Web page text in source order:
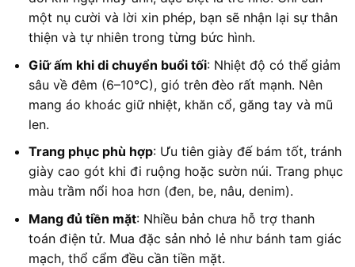
một nụ cười và lời xin phép, bạn sẽ nhận lại sự thân
thiện và tự nhiên trong từng bức hình.
Giữ ấm khi di chuyển buổi tối: Nhiệt độ có thể giảm
sâu về đêm (6–10°C), gió trên đèo rất mạnh. Nên
mang áo khoác giữ nhiệt, khăn cổ, găng tay và mũ
len.
Trang phục phù hợp: Ưu tiên giày đế bám tốt, tránh
giày cao gót khi đi ruộng hoặc sườn núi. Trang phục
màu trầm nổi hoa hơn (đen, be, nâu, denim).
Mang đủ tiền mặt: Nhiều bản chưa hỗ trợ thanh
toán điện tử. Mua đặc sản nhỏ lẻ như bánh tam giác
mạch, thổ cẩm đều cần tiền mặt.